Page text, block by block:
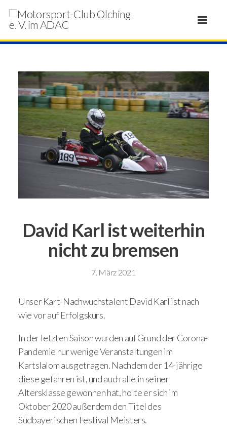
David Karl ist weiterhin
nicht zu bremsen
7. März 2021
Unser Kart-Nachwuchstalent David Karl ist nach
wie vor auf Erfolgskurs.
In der letzten Saison wurden auf Grund der Corona-
Pandemie nur wenige Veranstaltungen im
Kartslalom ausgetragen. Nachdem der 14-jährige
diese gefahren ist, und auch alle in seiner
Altersklasse gewonnen hat, holte er sich im
Oktober 2020 außerdem den Titel des
Südbayerischen Festival Meisters.